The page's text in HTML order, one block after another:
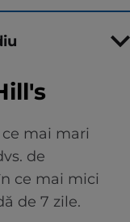
mai mari
de
ce mai mici
de 7 zile.